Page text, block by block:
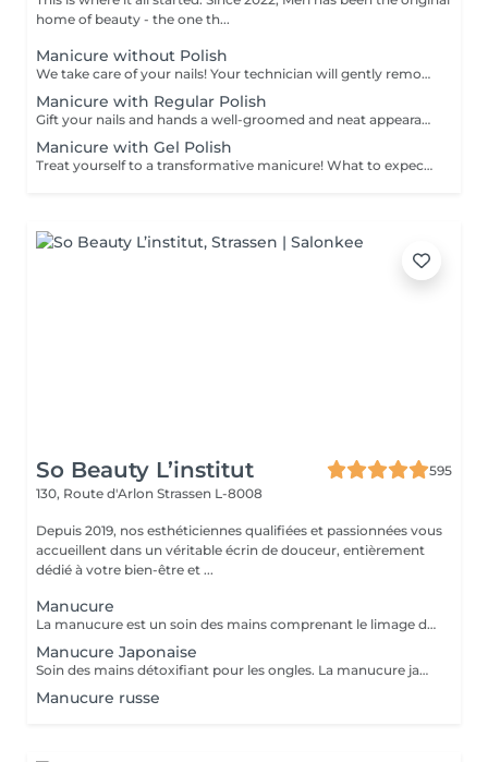
home of beauty - the one th...
Manicure without Polish
We take care of your nails! Your technician will gently remove dead skin cells, shape and file your nails, and buff the outer surface for a smooth, natural finish. Our masters offer edged, hardware, or combined manicures, depending on your preferences. How is a manicure without polish done? - rough skin is gently removed - the shape of the nail plate is delicately corrected - the cuticle and side ridges are carefully tidied up - cuticle oil and hand cream are applied to nourish and hydrate Age restrictions: recommended from 14 years and up. Post procedure recommendations: no special post-care needed for this treatment. Frequency: once every 3 weeks.
Manicure with Regular Polish
Gift your nails and hands a well-groomed and neat appearance! Your technician will effectively remove dead skin cells, shape and file nails, and buff the outer surface. A regular nail polish is applied at the end of this treatment. Our masters do edged, hardware, or combined manicure. How is manicure with simple nail polish done? - rough skin is removed - the shape of the nail plate is corrected - the cuticle and side ridges are corrected - nail polish is applied - cuticle oil and hand cream are applied Age restrictions: recommended to do from 14 years. Post procedure recommendations: there are no post recommendations for this procedure. Frequency: once in 3 weeks.
Manicure with Gel Polish
Treat yourself to a transformative manicure! What to expect: - old polish is removed as a bonus - rough skin is removed - nails are shaped - cuticles and side ridges are polished - reinforcement is performed if chosen - semi-permanent polish is applied - cuticle oil and hand cream are applied Age: 16+ Frequency: every 3 weeks for best results. *Removal of old semi-permanent polish is included with the manicure. If you want a separate removal appointment, we charge €20 for the careful process that protects your nails. For the manicure, we leave a thin layer of old polish under the new layer to enhance the durability of the semi-permanent polish. *Please note that if semipermanent nail polish without manicure is chosen, rough skin, cuticle and side ridges won't be removed.
So Beauty L’institut
595
130, Route d'Arlon Strassen L-8008
Depuis 2019, nos esthéticiennes qualifiées et passionnées vous
accueillent dans un véritable écrin de douceur, entièrement
dédié à votre bien-être et ...
Manucure
La manucure est un soin des mains comprenant le limage des ongles, la pousse et la coupe des cuticules, gommage, massage avec crème de soin et application d'un vernis transparent si désiré.
Manucure Japonaise
Soin des mains détoxifiant pour les ongles. La manucure japonaise consiste à polir et nettoyer les ongles en profondeur pour ensuite les nourrir avec une pâte à base de cire d'abeille qui va oxygéner l'ongle. L'ongle ressort brillant naturellement et pour une durée de 3 semaines. Comprend le limage des ongles, la pousse et la coupe des cuticules, polissage, application de la pâte à base de cire d'abeille et de la poudre fixante, gommage, massage avec crème de soin et application d'un vernis transparent si désiré.
Manucure russe